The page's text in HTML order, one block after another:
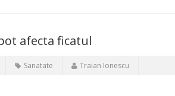
afecta ficatul
Sanatate Traian Ionescu